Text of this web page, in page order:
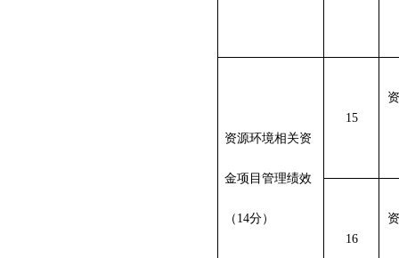
资源环境相关资
金项目管理绩效
（ 14分）
15
16